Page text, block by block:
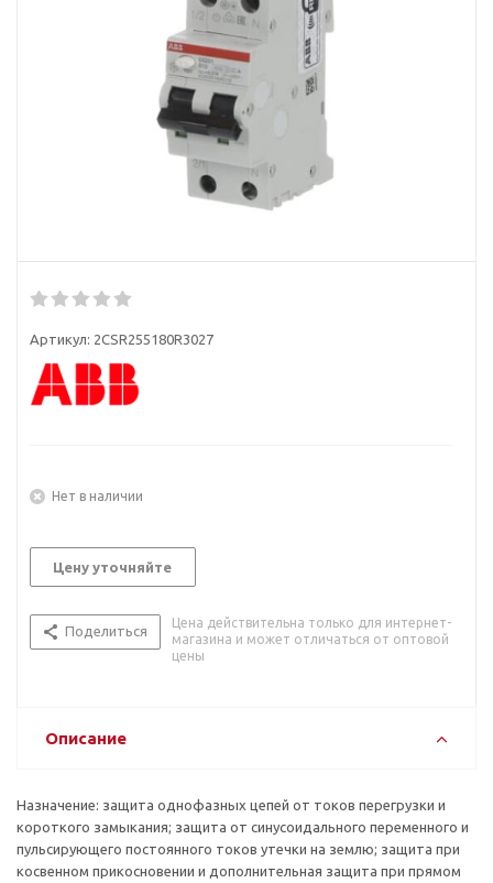
Артикул: 2CSR255180R3027
Нет в наличии
Цену уточняйте
Поделиться
Цена действительна только для интернет-
магазина и может отличаться от оптовой
цены
Описание
Назначение: защита однофазных цепей от токов перегрузки и
короткого замыкания; защита от синусоидального переменного и
пульсирующего постоянного токов утечки на землю; защита при
косвенном прикосновении и дополнительная защита при прямом